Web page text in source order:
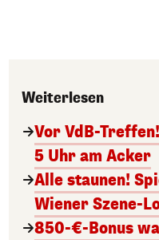
Weiterlesen
Vor VdB-
5 Uhr am Acker
Alle staunen!
Wiener Szene-
850-€-Bonus